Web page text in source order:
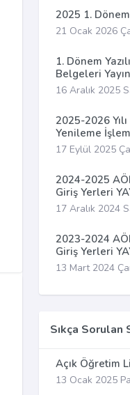
2025 1.
21 Ocak 2026
1. Dönem
Belgeleri
16 Aralık 2025
2025-2026
Yenileme
17 Eylül 2025
2024-2025
Giriş Yerleri
17 Aralık 2024
2023-2024
Giriş Yerleri
13 Mart 2024
Sıkça Sorulan
Açık Öğretim
13 Ocak 2025